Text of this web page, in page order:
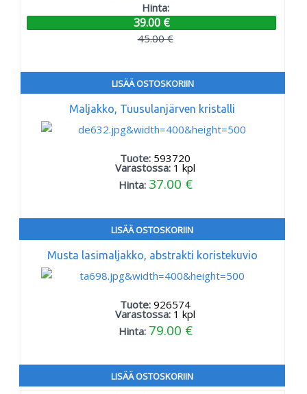
Hinta:
39.00 €
45.00 €
LISÄÄ OSTOSKORIIN
Maljakko, Tuusulanjärven kristalli
Tuote: 593720
Varastossa: 1 kpl
Hinta: 37.00 €
LISÄÄ OSTOSKORIIN
Musta lasimaljakko, abstrakti koristekuvio
Tuote:926574
Varastossa: 1 kpl
Hinta: 79.00 €
LISÄÄ OSTOSKORIIN